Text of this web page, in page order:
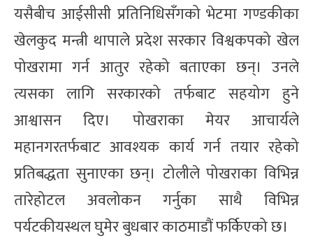
यसैबीच आईसीसी प्रतिनिधिसँगको भेटमा गण्डकीका
खेलकुद मन्त्री थापाले प्रदेश सरकार विश्वकपको खेल
पोखरामा गर्न आतुर रहेको बताएका छन्। उनले
त्यसका लागि सरकारको तर्फबाट सहयोग हुने
आश्वासन दिए। पोखराका मेयर आचार्यले
महानगरतर्फबाट आवश्यक कार्य गर्न तयार रहेको
प्रतिबद्धता सुनाएका छन्। टोलीले पोखराका विभिन्न
तारेहोटल अवलोकन गर्नुका साथै विभिन्न
पर्यटकीयस्थल घुमेर बुधबार काठमाडौं फर्किएको छ।